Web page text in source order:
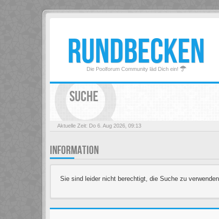
RUNDBECKEN
Die Poolforum Community läd Dich ein!
SUCHE
Aktuelle Zeit: Do 6. Aug 2026, 09:13
INFORMATION
Sie sind leider nicht berechtigt, die Suche zu